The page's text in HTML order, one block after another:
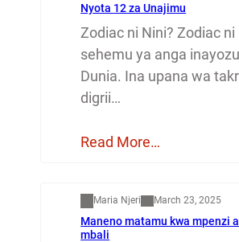
Nyota 12 za Unajimu
Zodiac ni Nini? Zodiac ni
sehemu ya anga
Dunia. Ina upana wa
digrii…
Read More…
Maria Njeri March 23, 2025
Maneno matamu kwa mpenzi
mbali